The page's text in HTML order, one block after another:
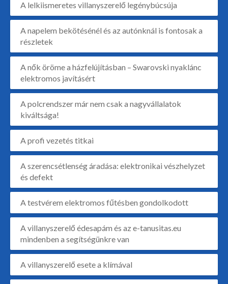
A lelkiismeretes villanyszerelő legénybúcsúja
A napelem bekötésénél és az autónknál is fontosak a
részletek
A nők öröme a házfelújításban – Swarovski nyaklánc
elektromos javításért
A polcrendszer már nem csak a nagyvállalatok
kiváltsága!
A profi vezetés titkai
A szerencsétlenség áradása: elektronikai vészhelyzet
és defekt
A testvérem elektromos fűtésben gondolkodott
A villanyszerelő édesapám és az e-tanusitas.eu
mindenben a segítségünkre van
A villanyszerelő esete a klímával